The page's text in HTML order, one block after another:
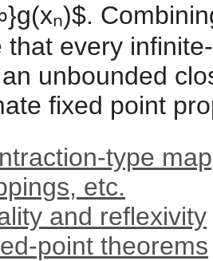
that every
unbounded
fixed point
type
etc.
and reflexivity
point theorems